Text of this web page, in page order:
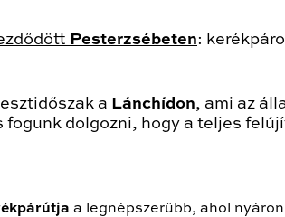
Pesterzsébeten:
a Lánchídon, ami az
dolgozni, hogy a teljes
a legnépszerűbb, ahol